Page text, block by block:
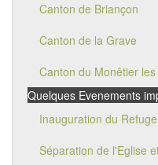
Canton de Briançon
Canton de la Grave
Canton du Monêtier
Quelques Evenements
Inauguration du
Séparation de l'Eglise